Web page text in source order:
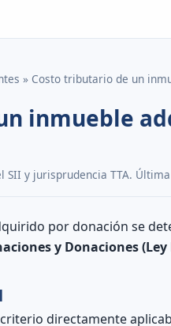
» Costo tributario de un
inmueble
SII y jurisprudencia TTA.
por donación se
y Donaciones (Ley
directamente